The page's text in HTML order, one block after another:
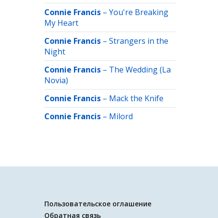
Connie Francis – You're Breaking
My Heart
Connie Francis – Strangers in the
Night
Connie Francis – The Wedding (La
Novia)
Connie Francis – Mack the Knife
Connie Francis – Milord
Пользовательское оглашение
Обратная связь